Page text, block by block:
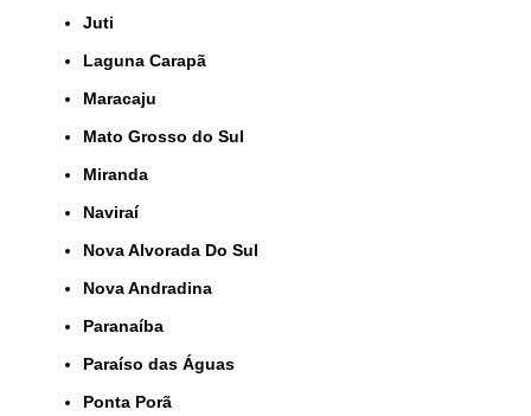
Juti
Laguna Carapã
Maracaju
Mato Grosso do Sul
Miranda
Naviraí
Nova Alvorada Do Sul
Nova Andradina
Paranaíba
Paraíso das Águas
Ponta Porã